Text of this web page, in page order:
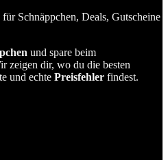
Schnäppchen, Deals, Gutscheine
und spare beim
zeigen dir, wo du die besten
und echte Preisfehler findest.